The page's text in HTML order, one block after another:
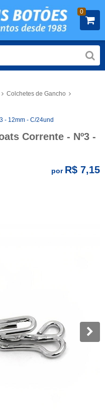
0
Colchetes de Gancho
- 12mm - C/24und
Corrente - Nº3 -
por R$ 7,15